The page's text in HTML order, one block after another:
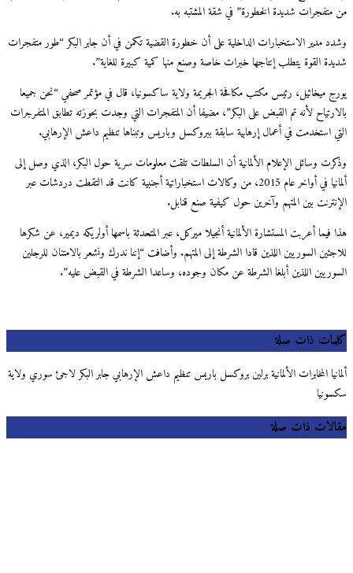
من متفجرات شديدة الخطورة” في شقة المشتبه به.
وشدد مدير الاستخبارات الداخلية على أن خطورة القضية تكمن في أن جابر البكر “طور متفجرات
شديدة القوة يتطلب إنتاجها خبرات خاصة وصنع منها كمية كبيرة للغاية”.
يورج ميخائيل، رئيس مكتب مكافحة الجريمة ولاية ساكسونيا، قال في مؤتمر صحفي “نحن جميعا
بالارتياح لأنه تم القبض على البكر”، مضيفا أن المتفجرات التي وجدت بحوزته تطابق المتفرجرات
التي استخدمت في أعمال إرهابية سابقة ببروكسل وباريس وتبناها تنظيم داعش الإرهابي.
وذكرت وسائل الإعلام الألمانية أن السلطات تلقت معلومات سرية حول البكر، الذي وصل إلى
ألمانيا في أواخر عام 2015، من وكالات استخباراتية أجنبية كانت قد التقطت دردشات عبر
الإنترنت بين المتهم وآخرين حول كيفية صنع قنابل.
هذا فيما أعربت المستشارة الألمانية أنجيلا ميركل، عبر المتحدثة باسمها أولريكه ديمير، عن شكرها
للاجئين السوريين اللذين قادا الشرطة إلى المتهم. وأضافت “إننا ندرك ونشعر بالامتنان للرجلين
السوريين اللذين أبلغا الشرطة عن مكان وجوده، وساعدا الشرطة في القبض عليه”.
كلمات ذات صلة
ألمانيا المخابرات الألمانية برلين بروكسل باريس تنظيم داعش الإرهابي جابر البكر لاجئ سوري ولاية
سكسونيا
مقالات ذات صلة